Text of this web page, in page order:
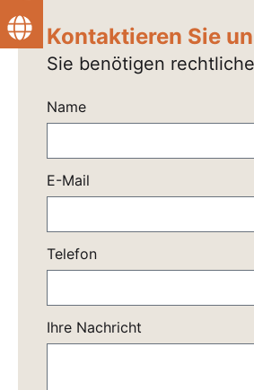
Kontaktieren Sie
Sie benötigen
Name
E-Mail
Telefon
Ihre Nachricht